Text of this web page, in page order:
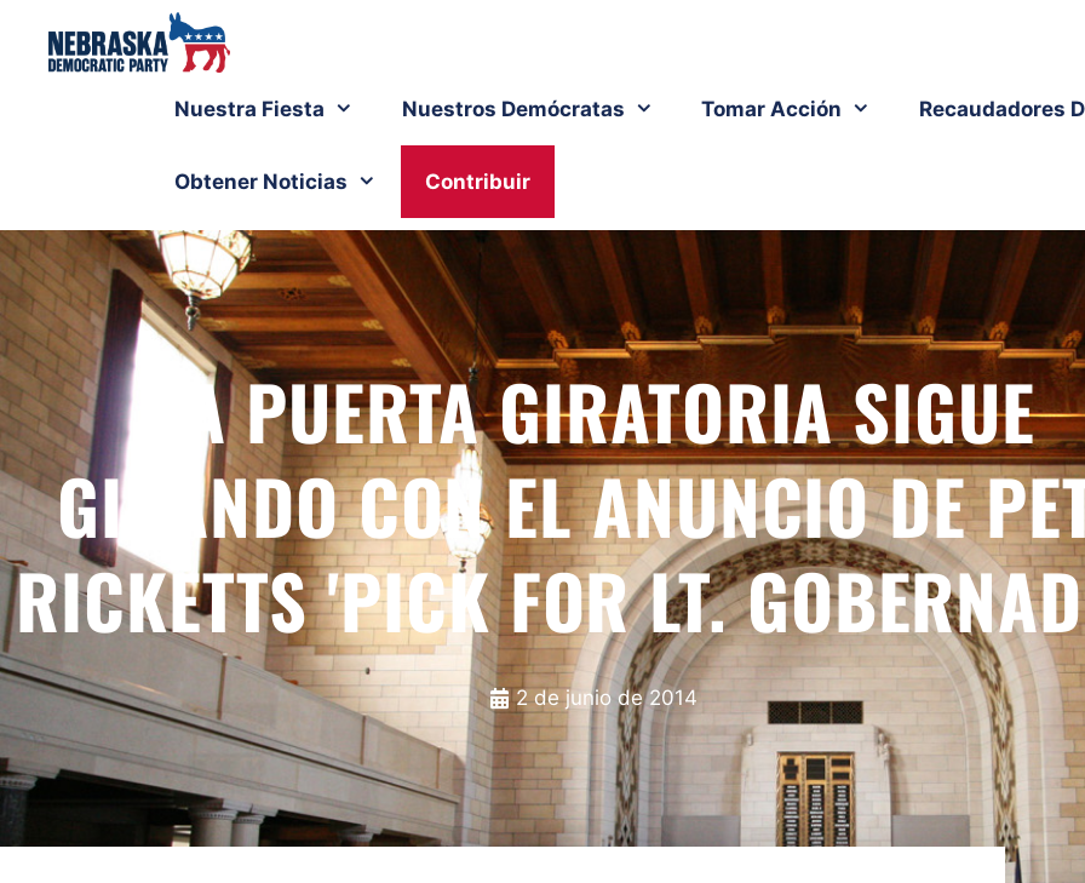
Nuestra Fiesta Nuestros Demócratas Tomar Acción Recaudadores
Obtener Noticias Contribuir
LA PUERTA GIRATORIA SIGUE
GIRANDO CON EL ANUNCIO DE
RICKETTS 'PICK FOR LT.
2 de junio de 2014